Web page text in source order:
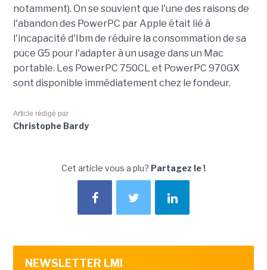
notamment). On se souvient que l'une des raisons de
l'abandon des PowerPC par Apple était lié à
l'incapacité d'Ibm de réduire la consommation de sa
puce G5 pour l'adapter à un usage dans un Mac
portable. Les PowerPC 750CL et PowerPC 970GX
sont disponible immédiatement chez le fondeur.
Article rédigé par
Christophe Bardy
Cet article vous a plu? Partagez le !
NEWSLETTER LMI